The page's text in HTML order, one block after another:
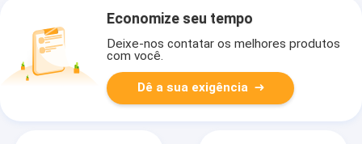
Economize seu tempo
Deixe-nos contatar os melhores produtos
com você.
Dê a sua exigência